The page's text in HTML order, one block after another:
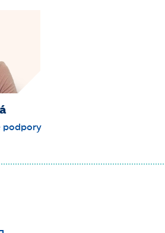
podpory